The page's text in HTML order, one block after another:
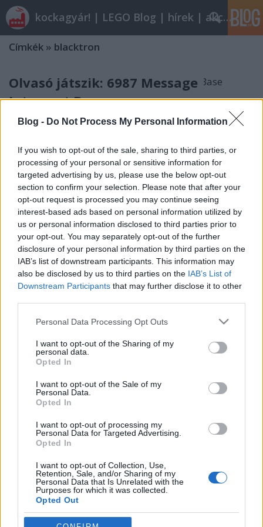
Blog - Do Not Process My Personal Information
If you wish to opt-out of the sale, sharing to third parties, or
processing of your personal or sensitive information for
targeted advertising by us, please use the below opt-out
section to confirm your selection. Please note that after your
opt-out request is processed you may continue seeing
interest-based ads based on personal information utilized by
us or personal information disclosed to third parties prior to
your opt-out. You may separately opt-out of the further
disclosure of your personal information by third parties on the
IAB’s list of downstream participants. This information may
also be disclosed by us to third parties on the IAB’s List of
Downstream Participants that may further disclose it to other
Please note that this website/app uses one or more Google
not limited to your visit or usage behaviour. You may click to
grant or deny consent to Google and its third-party tags to
use your data for below specified purposes in below Google
consent section.
Personal Data Processing Opt Outs
I want to opt-out of the Sharing of my
personal data.
Opted In
I want to opt-out of the Sale of my
Personal Data.
Opted In
I want to opt-out of processing my
Personal Data for Targeted Advertising.
Opted In
I want to opt-out of Collection, Use,
Retention, Sale, and/or Sharing of my
Personal Data that Is Unrelated with the
Purposes for which it was collected.
Opted Out
kockagyár! | LEGO Blog | hírek | akciók |
Címkék » blacktron
Olvasó játszik: 6987 Message
Intercept Base
tutuka•2012. január 14.
Mai 6894eske által írt végigjátszásunk egy
meglehetősen hosszú lére eresztett prológussal
kezdődik. Ennek első felével annyira nem értek egyet,
hogy szükségét éreztem - a kockagyár nevében is -
annak, hogy külön posztban rögzítsem komoly
fenntartásaimat az ott leírt következetlen és
hatásvadász…
Űrlovagok
Rékocs •2011. március 16.
kerülök: épp csak befejeztem a posztom a
meg. Space és a Castle két jóbarát? Nekem ez biztos
nem jutott volna eszembe. Egyrészt Castle témában
Lapok a múltból - 1992
Scorpicore•2011. január 30.
egy újabb történeti-jellegű posztfolyamba fogunk
bele. Magyar katalógusokon keresztül mutatunk be
teljes éveket. Bizonyára sokaknak ismerősek lesznek
a képek. Ez is a célunk: emlékezni, rendszerezni,
fanyalogni, vagy éppen…